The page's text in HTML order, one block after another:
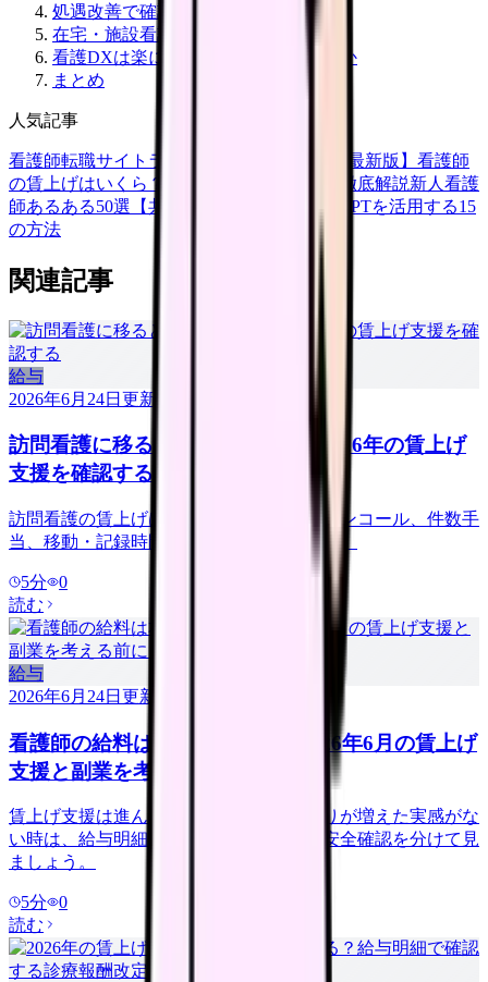
処遇改善で確認したいこと
在宅・施設看護を見る理由
看護DXは楽になるか、負担が増えるか
まとめ
人気記事
看護師転職サイトランキングTOP5【2026年最新版】 看護師
の賃上げはいくら？2026年度の最新情報を徹底解説新人看護
師あるある50選【共感必至】
看護師がChatGPTを活用する15
の方法
関連記事
給与
2026年6月24日 更新
訪問看護に移ると給料は上がる？2026年の賃上げ
支援を確認する
訪問看護の賃上げは、基本給だけでなくオンコール、件数手
当、移動・記録時間まで分けて見ましょう。
5分
0
読む
給与
2026年6月24日 更新
看護師の給料は本当に上がる？2026年6月の賃上げ
支援と副業を考える前に見ること
賃上げ支援は進んでいます。でも、手取りが増えた実感がな
い時は、給与明細・夜勤手当・副業前の安全確認を分けて見
ましょう。
5分
0
読む